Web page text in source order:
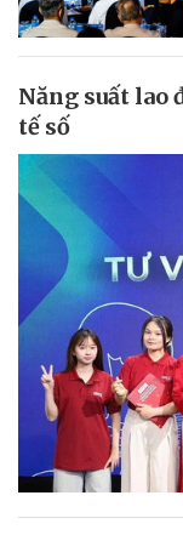
Năng suất
tế số